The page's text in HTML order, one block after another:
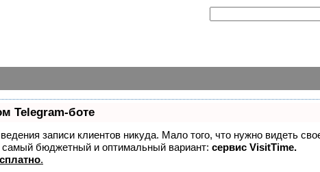
Telegram-боте
записи клиентов никуда. Мало того, что нужно видеть
бюджетный и оптимальный вариант: сервис VisitTime.
.